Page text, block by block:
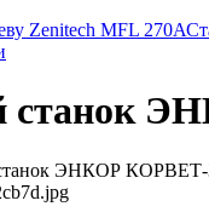
Zenitech MFL 270А
станок
ЭНКОР КОРВЕТ-